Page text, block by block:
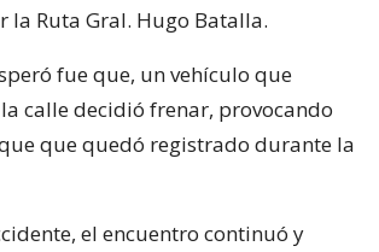
la Ruta Gral. Hugo Batalla.
fue que, un vehículo que
calle decidió frenar, provocando
que quedó registrado durante la
el encuentro continuó y